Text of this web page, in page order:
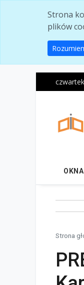
Strona
plików
OKNA
Strona